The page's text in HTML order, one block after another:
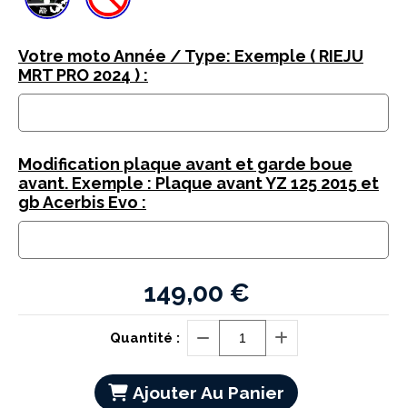
Votre moto Année / Type: Exemple ( RIEJU
MRT PRO 2024 ) :
Modification plaque avant et garde boue
avant. Exemple : Plaque avant YZ 125 2015 et
gb Acerbis Evo :
149,00 €
Quantité :
Ajouter Au Panier